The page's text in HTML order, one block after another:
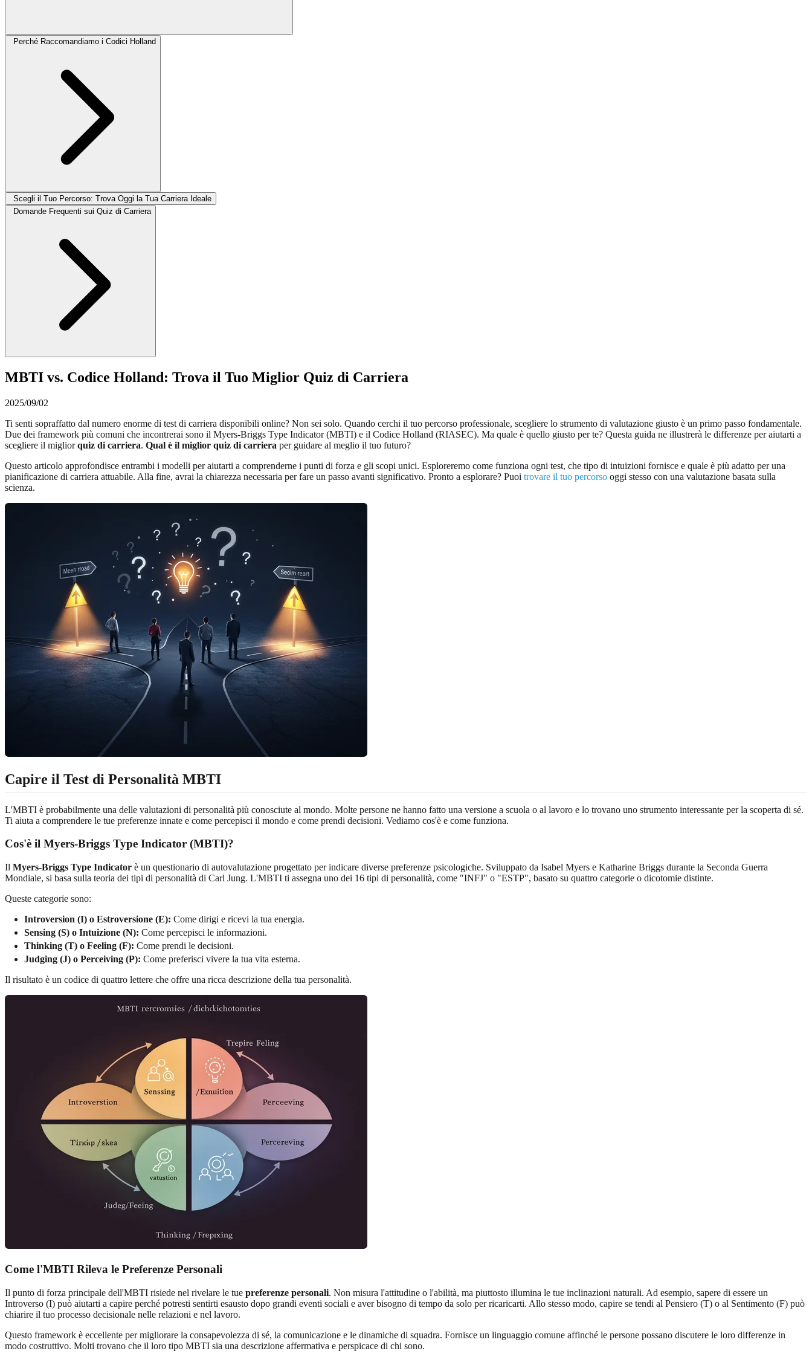
Perché Raccomandiamo i Codici Holland
Scegli il Tuo Percorso: Trova Oggi la Tua Carriera Ideale
Domande Frequenti sui Quiz di Carriera
MBTI vs. Codice Holland: Trova il Tuo Miglior Quiz di Carriera
2025/09/02
Ti senti sopraffatto dal numero enorme di test di carriera disponibili online? Non sei solo. Quando cerchi il tuo percorso professionale, scegliere lo strumento di valutazione giusto è un primo passo fondamentale.
Due dei framework più comuni che incontrerai sono il Myers-Briggs Type Indicator (MBTI) e il Codice Holland (RIASEC). Ma quale è quello giusto per te? Questa guida ne illustrerà le differenze per aiutarti a
scegliere il migliorquiz di carriera. Qual è il miglior quiz di carriera per guidare al meglio il tuo futuro?
Questo articolo approfondisce entrambi i modelli per aiutarti a comprenderne i punti di forza e gli scopi unici. Esploreremo come funziona ogni test, che tipo di intuizioni fornisce e quale è più adatto per una
pianificazione di carriera attuabile. Alla fine, avrai la chiarezza necessaria per fare un passo avanti significativo. Pronto a esplorare? Puoi trovare il tuo percorso oggi stesso con una valutazione basata sulla
scienza.
Capire il Test di Personalità MBTI
L'MBTI è probabilmente una delle valutazioni di personalità più conosciute al mondo. Molte persone ne hanno fatto una versione a scuola o al lavoro e lo trovano uno strumento interessante per la scoperta di sé.
Ti aiuta a comprendere le tue preferenze innate e come percepisci il mondo e come prendi decisioni. Vediamo cos'è e come funziona.
Cos'è il Myers-Briggs Type Indicator (MBTI)?
Il Myers-Briggs Type Indicator è un questionario di autovalutazione progettato per indicare diverse preferenze psicologiche. Sviluppato da Isabel Myers e Katharine Briggs durante la Seconda Guerra
Mondiale, si basa sulla teoria dei tipi di personalità di Carl Jung. L'MBTI ti assegna uno dei 16 tipi di personalità, come "INFJ" o "ESTP", basato su quattro categorie o dicotomie distinte.
Queste categorie sono:
Introversion (I) o Estroversione (E): Come dirigi e ricevi la tua energia.
Sensing (S) o Intuizione (N): Come percepisci le informazioni.
Thinking (T) o Feeling (F): Come prendi le decisioni.
Judging (J) o Perceiving (P): Come preferisci vivere la tua vita esterna.
Il risultato è un codice di quattro lettere che offre una ricca descrizione della tua personalità.
Come l'MBTI Rileva le Preferenze Personali
Il punto di forza principale dell'MBTI risiede nel rivelare le tue preferenze personali. Non misura l'attitudine o l'abilità, ma piuttosto illumina le tue inclinazioni naturali. Ad esempio, sapere di essere un
Introverso (I) può aiutarti a capire perché potresti sentirti esausto dopo grandi eventi sociali e aver bisogno di tempo da solo per ricaricarti. Allo stesso modo, capire se tendi al Pensiero (T) o al Sentimento (F) può
chiarire il tuo processo decisionale nelle relazioni e nel lavoro.
Questo framework è eccellente per migliorare la consapevolezza di sé, la comunicazione e le dinamiche di squadra. Fornisce un linguaggio comune affinché le persone possano discutere le loro differenze in
modo costruttivo. Molti trovano che il loro tipo MBTI sia una descrizione affermativa e perspicace di chi sono.